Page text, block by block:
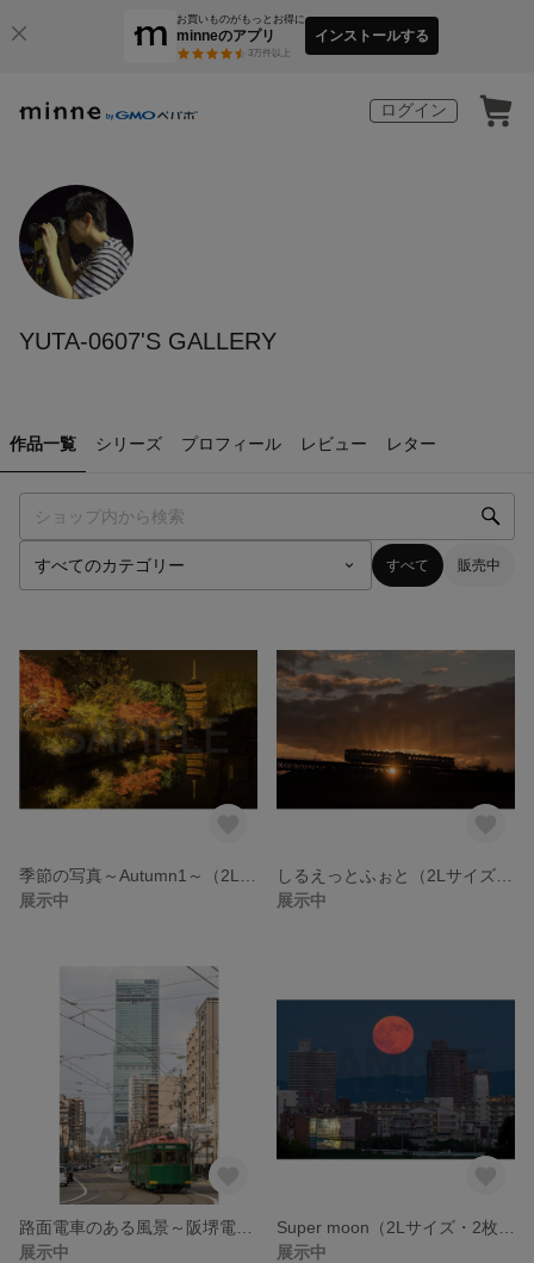
お買いものがもっとお得に
minneのアプリ
3万件以上
インストールする
ログイン
YUTA-0607'S GALLERY
作品一覧 シリーズ プロフィール レビュー レター
すべて 販売中
展示中
展示中
展示中
展示中